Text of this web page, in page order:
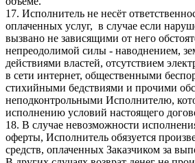
17. Исполнитель не несёт
оплаченных услуг, в случае если
вызвано не зависящими от него
непреодолимой силы - наводнением,
действиями властей, отсутствием
в сети интернет, общественными
стихийными бедствиями и прочими
неподконтрольными Исполнителю,
исполнению условий настоящего
18. В случае невозможности
оферты, Исполнитель обязуется
средств, оплаченных Заказчиком за